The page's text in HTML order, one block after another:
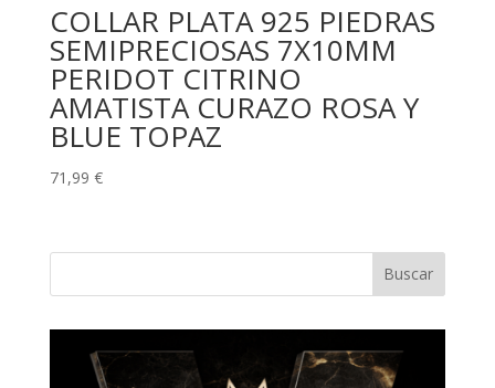
COLLAR PLATA 925 PIEDRAS
SEMIPRECIOSAS 7X10MM
PERIDOT CITRINO
AMATISTA CURAZO ROSA Y
BLUE TOPAZ
71,99 €
Buscar